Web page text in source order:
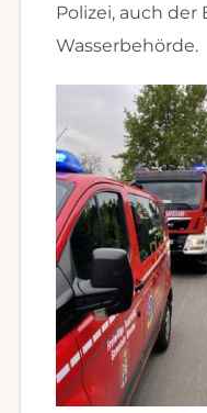
Polizei, auch
Wasserbehörde.